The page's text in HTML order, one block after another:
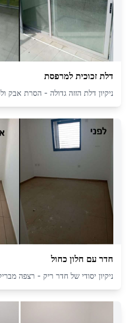
דלת זכוכית למרפסת
ניקיון דלת הזזה גדולה - הסרת אבק
חדר עם חלון כחול
ניקיון יסודי של חדר ריק - רצפה